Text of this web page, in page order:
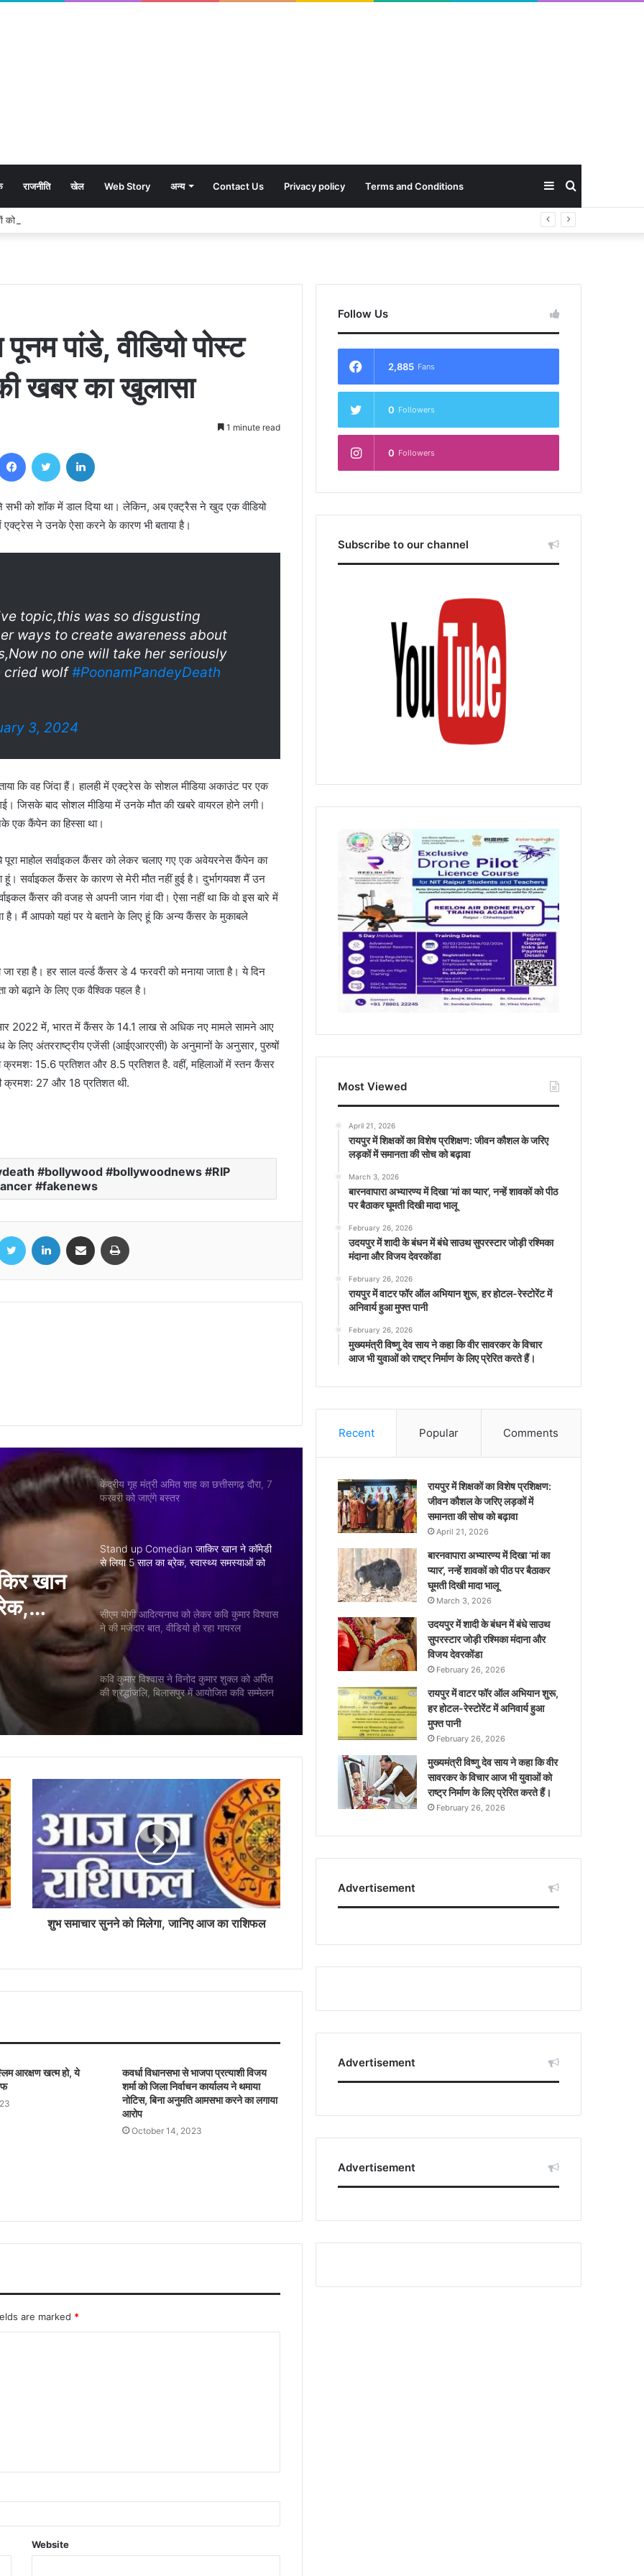
राजनीति खेल Web Story अन्य Contact Us Privacy policy Terms and Conditions
for
Sidebar
को पीठ पर बैठाकर घूमती दिखी मादा भालू
पांडे, वीडियो पोस्ट
खबर का खुलासा
1 minute read
FacebookTwitter
को शॉक में डाल दिया था। लेकिन, अब एक्ट्रैस ने खुद एक वीडियो
एक्ट्रेस ने उनके ऐसा करने के कारण भी बताया है।
topic,this was so disgusting
ways to create awareness about
no one will take her seriously
cried wolf#PoonamPandeyDeath
3, 2024
कि वह जिंदा हैं। हालही में एक्ट्रेस के सोशल मीडिया अकाउंट पर एक
जिसके बाद सोशल मीडिया में उनके मौत की खबरे वायरल होने लगी।
एक कैंपेन का हिस्सा था।
ये पूरा माहोल सर्वाइकल कैंसर को लेकर चलाए गए एक अवेयरनेस कैंपेन का
हूं। सर्वाइकल कैंसर के कारण से मेरी मौत नहीं हुई है। दुर्भागयवश मैं उन
कैंसर की वजह से अपनी जान गंवा दी। ऐसा नहीं था कि वो इस बारे में
है। मैं आपको यहां पर ये बताने के लिए हूं कि अन्य कैंसर के मुकाबले
रहा है। हर साल वर्ल्ड कैंसर डे 4 फरवरी को मनाया जाता है। ये दिन
को बढ़ाने के लिए एक वैश्विक पहल है।
2022 में, भारत में कैंसर के 14.1 लाख से अधिक नए मामले सामने आए
लिए अंतरराष्ट्रीय एजेंसी (आईएआरएसी) के अनुमानों के अनुसार, पुरुषों
15.6 प्रतिशत और 8.5 प्रतिशत है. वहीं, महिलाओं में स्तन कैंसर
क्रमश: 27 और 18 प्रतिशत थी.
#bollywood #bollywoodnews #RIP
#fakenews
Twitter LinkedIn Share via Email
खान
कारण
कवि
वीडियो
Dharmemdra Health Update: मुंबई के
ब्रीच कैंडी अस्पताल से डिस्चार्ज हुए धर्मेन्द्र, एंबुलेंस
मुख्यमंत्री विष्णुदेव साय ने गुजरात दौरे के दौरान
NAMTECH कॉलेज का किया भ्रमण
दुर्घटना पर जताया गहरा दु:ख, दिवंगत के परिजनों
Stand up Comedian जाकिर खान ने कॉमेडी
से लिया 5 साल का ब्रेक, स्वास्थ्य समस्याओं को
बताया मुख्य कारण
सीएम योगी आदित्यनाथ को लेकर कवि कुमार विश्वास
ने की मजेदार बात, वीडियो हो रहा गायरल
कवि कुमार विश्वास ने विनोद कुमार शुक्ल को अर्पित
की श्रद्धांजलि, बिलासपुर में आयोजित कवि सम्मेलन
हुआ स्थगित
लेह (लद्दाख) के पूर्व सांसद जामयांग सेरिंग नामग्याल
आज छत्तीसगढ़ दौरे पर, भाजपा प्रदेश मुख्यालय
कुशाभाऊ ठाकरे परिसर में बैठक लेंगे
से जीतीं मैथिली ठाकुर, कहा- ये मेरी जीत नहीं,
Dharmemdra Health Update: मुंबई के
ब्रीच कैंडी अस्पताल से डिस्चार्ज हुए धर्मेन्द्र, एंबुलेंस
से घर पहुंचे
मुख्यमंत्री विष्णुदेव साय ने गुजरात दौरे के दौरान
NAMTECH कॉलेज का किया भ्रमण
को 5 लाख की आर्थिक सहायता का निर्णय
केंद्रीय गृह मंत्री अमित शाह का छत्तीसगढ़ दौरा, 7
फरवरी को जाएंगे बस्तर
Stand up Comedian जाकिर खान ने कॉमेडी
हुआ स्थगित
लेह (लद्दाख) के पूर्व सांसद जामयांग सेरिंग नामग्याल
शुभ समाचार सुनने को मिलेगा, जानिए आज का राशिफल
आरक्षण खत्म हो, ये
कवर्धा विधानसभा से भाजपा प्रत्याशी विजय
शर्मा को जिला निर्वाचन कार्यालय ने थमाया
नोटिस, बिना अनुमति आमसभा करने का लगाया
आरोप
October 14, 2023
are marked *
Website
Follow Us
2,885 Fans
0 Followers
0 Followers
Subscribe to our channel
Most Viewed
April 21, 2026
रायपुर में शिक्षकों का विशेष प्रशिक्षण: जीवन कौशल के जरिए
लड़कों में समानता की सोच को बढ़ावा
March 3, 2026
बारनवापारा अभ्यारण्य में दिखा ‘मां का प्यार’, नन्हें शावकों को पीठ
पर बैठाकर घूमती दिखी मादा भालू
February 26, 2026
उदयपुर में शादी के बंधन में बंधे साउथ सुपरस्टार जोड़ी रश्मिका
मंदाना और विजय देवरकोंडा
February 26, 2026
रायपुर में वाटर फॉर ऑल अभियान शुरू, हर होटल-रेस्टोरेंट में
अनिवार्य हुआ मुफ्त पानी
February 26, 2026
मुख्यमंत्री विष्णु देव साय ने कहा कि वीर सावरकर के विचार
आज भी युवाओं को राष्ट्र निर्माण के लिए प्रेरित करते हैं।
Recent Popular Comments
रायपुर में शिक्षकों का विशेष प्रशिक्षण:
जीवन कौशल के जरिए लड़कों में
समानता की सोच को बढ़ावा
April 21, 2026
बारनवापारा अभ्यारण्य में दिखा ‘मां का
प्यार’, नन्हें शावकों को पीठ पर बैठाकर
घूमती दिखी मादा भालू
March 3, 2026
उदयपुर में शादी के बंधन में बंधे साउथ
सुपरस्टार जोड़ी रश्मिका मंदाना और
विजय देवरकोंडा
February 26, 2026
रायपुर में वाटर फॉर ऑल अभियान शुरू,
हर होटल-रेस्टोरेंट में अनिवार्य हुआ
मुफ्त पानी
February 26, 2026
मुख्यमंत्री विष्णु देव साय ने कहा कि वीर
सावरकर के विचार आज भी युवाओं को
राष्ट्र निर्माण के लिए प्रेरित करते हैं।
February 26, 2026
Advertisement
Advertisement
Advertisement